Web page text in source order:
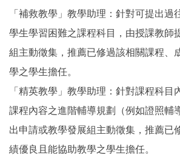
「補救教學」教學助理：針對可提出過
學生學習困難之課程科目，由授課教師
組主動徵集，推薦已修過該相關課程、
學之學生擔任。
「精英教學」教學助理：針對課程科目
課程內容之進階輔導規劃（例如證照輔
出申請或教學發展組主動徵集，推薦已
績優良且能協助教學之學生擔任。